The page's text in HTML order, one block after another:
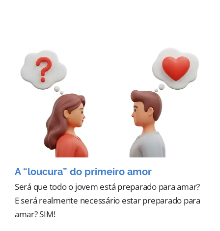
A “loucura” do primeiro amor
Será que todo o jovem está preparado para amar?
E será realmente necessário estar preparado para
amar? SIM!